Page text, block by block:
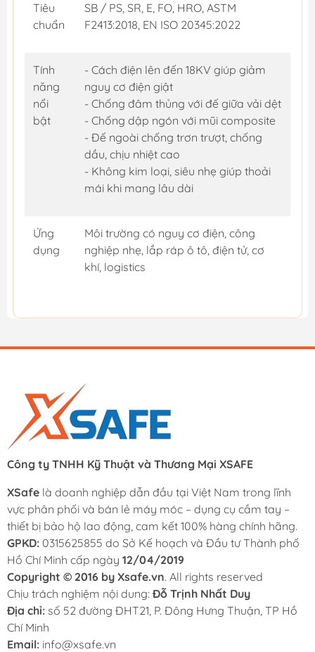
Tiêu
chuẩn
SB / PS, SR, E, FO, HRO, ASTM
F2413:2018, EN ISO 20345:2022
Tính
năng
nổi
bật
- Cách điện lên đến 18KV giúp giảm
nguy cơ điện giật
- Chống đâm thủng với đế giữa vải dệt
- Chống dập ngón với mũi composite
- Đế ngoài chống trơn trượt, chống
dầu, chịu nhiệt cao
- Không kim loại, siêu nhẹ giúp thoải
mái khi mang lâu dài
Ứng
dụng
Môi trường có nguy cơ điện, công
nghiệp nhẹ, lắp ráp ô tô, điện tử, cơ
khí, logistics
Công ty TNHH Kỹ Thuật và Thương Mại XSAFE
XSafe là doanh nghiệp dẫn đầu tại Việt Nam trong lĩnh
vực phân phối và bán lẻ máy móc – dụng cụ cầm tay –
thiết bị bảo hộ lao động, cam kết 100% hàng chính hãng.
GPKD: 0315625855 do Sở Kế hoạch và Đầu tư Thành phố
Hồ Chí Minh cấp ngày 12/04/2019
Copyright © 2016 by Xsafe.vn. All rights reserved
Chịu trách nghiệm nội dung: Đỗ Trịnh Nhất Duy
Địa chỉ: số 52 đường ĐHT21, P. Đông Hưng Thuận, TP Hồ
Chí Minh
Email: info@xsafe.vn